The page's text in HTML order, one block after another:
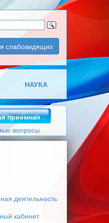
слабовидящих
НАУКА
приемная
вопросы
деятельность
кабинет